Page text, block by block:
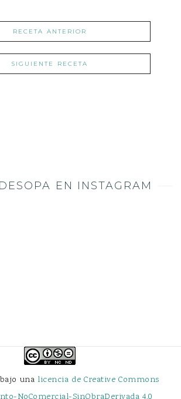
RECETA ANTERIOR
SIGUIENTE RECETA
EN INSTAGRAM
una licencia de Creative Commons